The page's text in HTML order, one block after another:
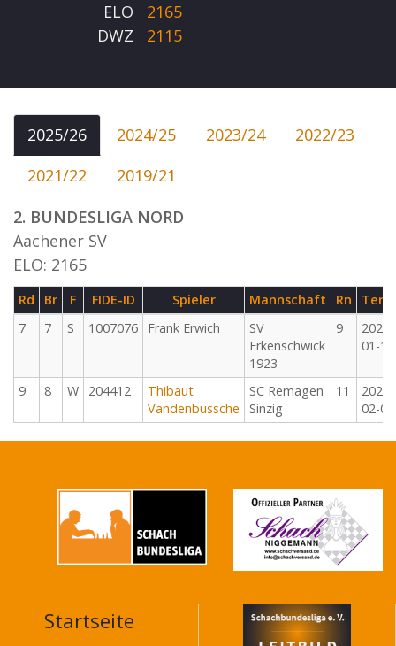
ELO
2165
DWZ
2115
2025/26 2024/25 2023/24
2022/23
2021/22
2019/21
2. BUNDESLIGA NORD
Aachener SV
ELO: 2165
Rd Br F FIDE-ID Spieler Mannschaft Rn
7
7 S 1007076 Frank Erwich
SV
Erkenschwick
1923
9
2026-
01-18
9 8 W 204412
Thibaut
Vandenbussche
SC Remagen
Sinzig
11
2026-
02-08
MAIN
Startseite